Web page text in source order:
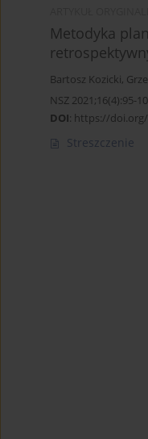
Metodyka
Bartosz Kozicki,
NSZ 2021;16(4):95-
DOI: https://doi.org/
Streszczenie